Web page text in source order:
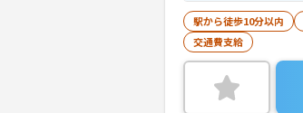
駅から徒歩10分以内
交通費支給